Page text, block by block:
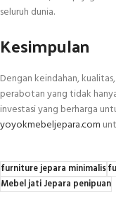
seluruh dunia.
Kesimpulan
Dengan keindahan,
perabotan yang tidak
investasi yang berharga
yoyokmebeljepara.com
furniture jepara minimalis
Mebel jati Jepara penipuan